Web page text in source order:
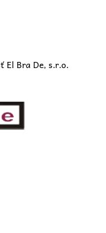
El Bra De, s.r.o.